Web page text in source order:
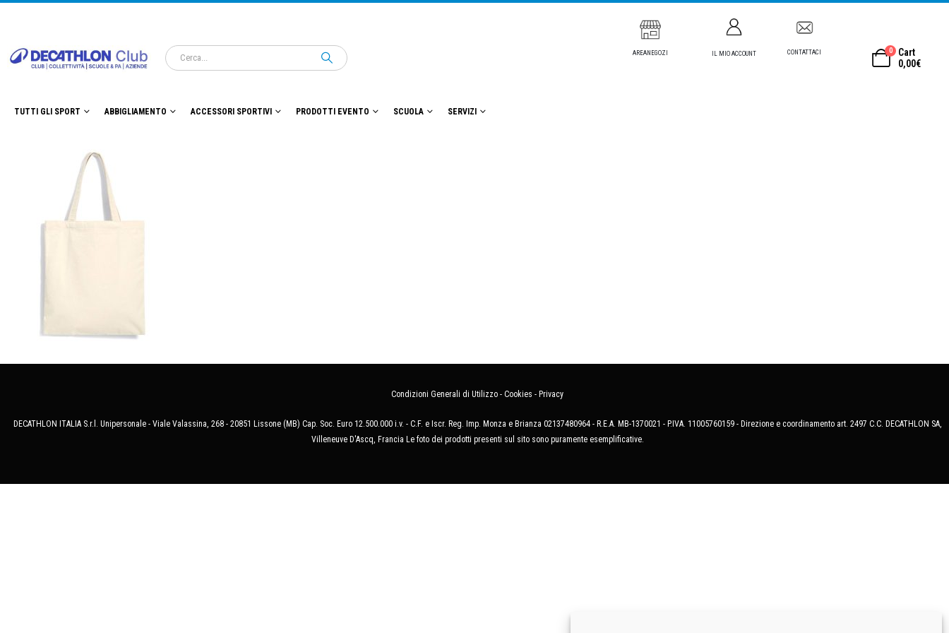
AREANEGOZI IL MIO ACCOUNT CONTATTACI 0
Cart
0,00€
TUTTI GLI SPORT ABBIGLIAMENTO ACCESSORI SPORTIVI PRODOTTI EVENTO SCUOLA SERVIZI
Condizioni Generali di Utilizzo - Cookies - Privacy
DECATHLON ITALIA S.r.l. Unipersonale - Viale Valassina, 268 - 20851 Lissone (MB) Cap. Soc. Euro 12.500.000 i.v. - C.F. e Iscr. Reg. Imp. Monza e Brianza 02137480964 - R.E.A. MB-1370021 - P.IVA. 11005760159 - Direzione e coordinamento art. 2497 C.C. DECATHLON SA,
Villeneuve D'Ascq, Francia Le foto dei prodotti presenti sul sito sono puramente esemplificative.